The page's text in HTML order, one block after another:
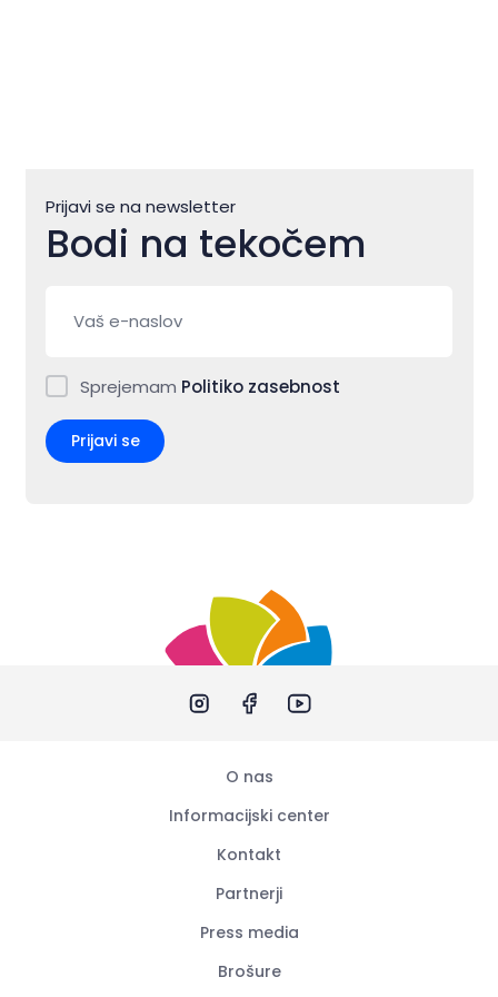
Prijavi se na newsletter
Bodi na tekočem
Sprejemam Politiko zasebnost
Prijavi se
O nas
Informacijski center
Kontakt
Partnerji
Press media
Brošure